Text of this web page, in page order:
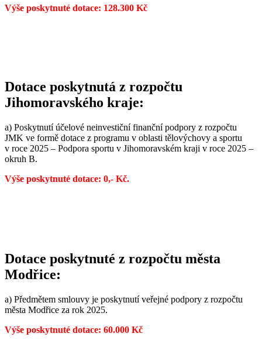
Výše poskytnuté dotace: 128.300 Kč
Dotace poskytnutá z rozpočtu
Jihomoravského kraje:
a) Poskytnutí účelové neinvestiční finanční podpory z rozpočtu
JMK ve formě dotace z programu v oblasti tělovýchovy a sportu
v roce 2025 – Podpora sportu v Jihomoravském kraji v roce 2025 –
okruh B.
Výše poskytnuté dotace: 0,- Kč.
Dotace poskytnuté z rozpočtu města
Modřice:
a) Předmětem smlouvy je poskytnutí veřejné podpory z rozpočtu
města Modřice za rok 2025.
Výše poskytnuté dotace: 60.000 Kč